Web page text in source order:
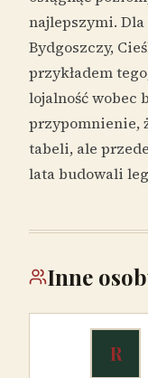
najlepszymi. Dla
Bydgoszczy,
przykładem
lojalność wobec
przypomnienie,
tabeli, ale
lata budowali
Inne
R